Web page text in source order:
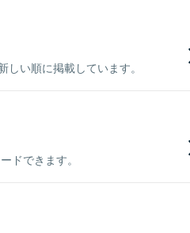
い順に掲載しています。
ドできます。